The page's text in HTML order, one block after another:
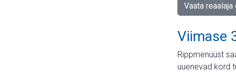
Vaata reaalaja
Viimase
Rippmenüüst
uuenevad kord